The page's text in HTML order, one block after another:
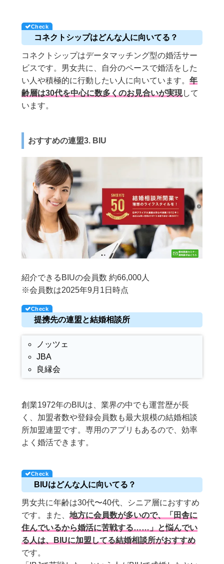
コネクトシップはどんな人に向いてる？
コネクトシップはデータマッチング型の婚活サー
ビスです。男女共に、自分のペースで婚活をした
い人や積極的に行動したい人に向いています。年
齢層は30代を中心に数多くのお見合いが実現して
います。
おすすめの連盟3. BIU
紹介できるBIUの会員数 約66,000人
※会員数は2025年9月1日時点
提携先の連盟と結婚相談所
ノッツェ
JBA
良縁会
創業1972年のBIUは、業界の中でも運営歴が長
く、加盟者数や登録会員数も最大規模の結婚相談
所加盟連盟です。専用のアプリもあるので、効率
よく婚活できます。
BIUはどんな人に向いてる？
男女共に年齢は30代〜40代、シニア層におすすめ
です。また、地方に会員数が多いので、「田舎に
住んでいるから婚活に苦戦する……」と悩んでい
る人は、BIUに加盟してる結婚相談所がおすすめ
です。